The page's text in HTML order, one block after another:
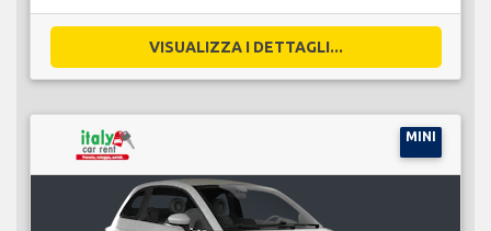
VISUALIZZA I DETTAGLI...
MINI